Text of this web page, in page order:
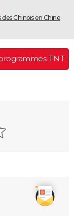
des Chinois en Chine
TNT